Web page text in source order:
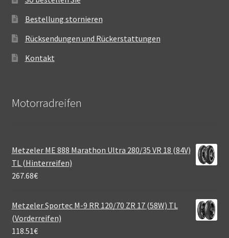
Bestellung stornieren
Rücksendungen und Rückerstattungen
Kontakt
Motorradreifen
Metzeler ME 888 Marathon Ultra 280/35 VR 18 (84V)
TL (Hinterreifen)
267.68€
Metzeler Sportec M-9 RR 120/70 ZR 17 (58W) TL
(Vorderreifen)
118.51€